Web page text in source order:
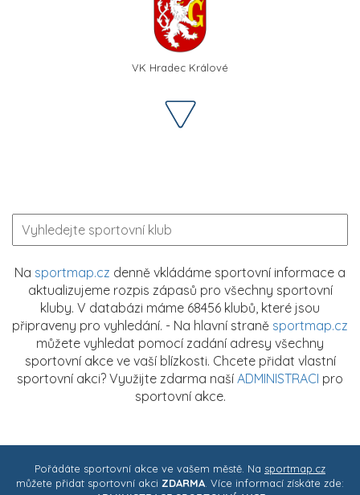
VK Hradec Králové
Na sportmap.cz denně vkládáme sportovní informace a
aktualizujeme rozpis zápasů pro všechny sportovní
kluby. V databázi máme 68456 klubů, které jsou
připraveny pro vyhledání. - Na hlavní straně sportmap.cz
můžete vyhledat pomocí zadání adresy všechny
sportovní akce ve vaší blízkosti. Chcete přidat vlastní
sportovní akci? Využijte zdarma naší ADMINISTRACI pro
sportovní akce.
Pořádáte sportovní akce ve vašem městě. Na sportmap.cz
můžete přidat sportovní akci ZDARMA . Více informací získáte zde: